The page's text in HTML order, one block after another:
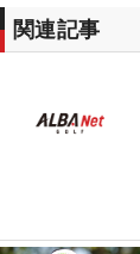
関連記事